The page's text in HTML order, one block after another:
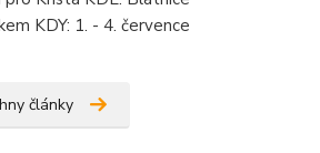
KDY: 1. - 4. července
články